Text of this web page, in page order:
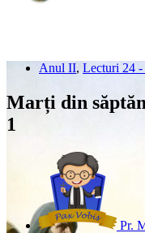
Anul II, Lecturi 24
Marți din
1
Pr.